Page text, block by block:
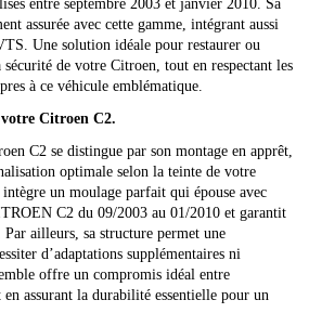
entre septembre 2003 et janvier 2010. Sa
assurée avec cette gamme, intégrant aussi
Une solution idéale pour restaurer ou
de votre Citroen, tout en respectant les
à ce véhicule emblématique.
Citroen C2.
C2 se distingue par son montage en apprêt,
optimale selon la teinte de votre
un moulage parfait qui épouse avec
C2 du 09/2003 au 01/2010 et garantit
ailleurs, sa structure permet une
d’adaptations supplémentaires ni
offre un compromis idéal entre
en assurant la durabilité essentielle pour un